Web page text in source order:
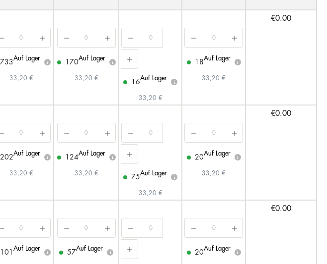
733
Auf Lager
i
33,20 €
170
Auf Lager
i
33,20 €
16
Auf Lager
i
33,20 €
18
Auf Lager
i
33,20 €
€0.00
202
Auf Lager
i
33,20 €
124
Auf Lager
i
33,20 €
75
Auf Lager
i
33,20 €
20
Auf Lager
i
33,20 €
€0.00
101
Auf Lager
i 57
Auf Lager
i 20
Auf Lager
i
€0.00